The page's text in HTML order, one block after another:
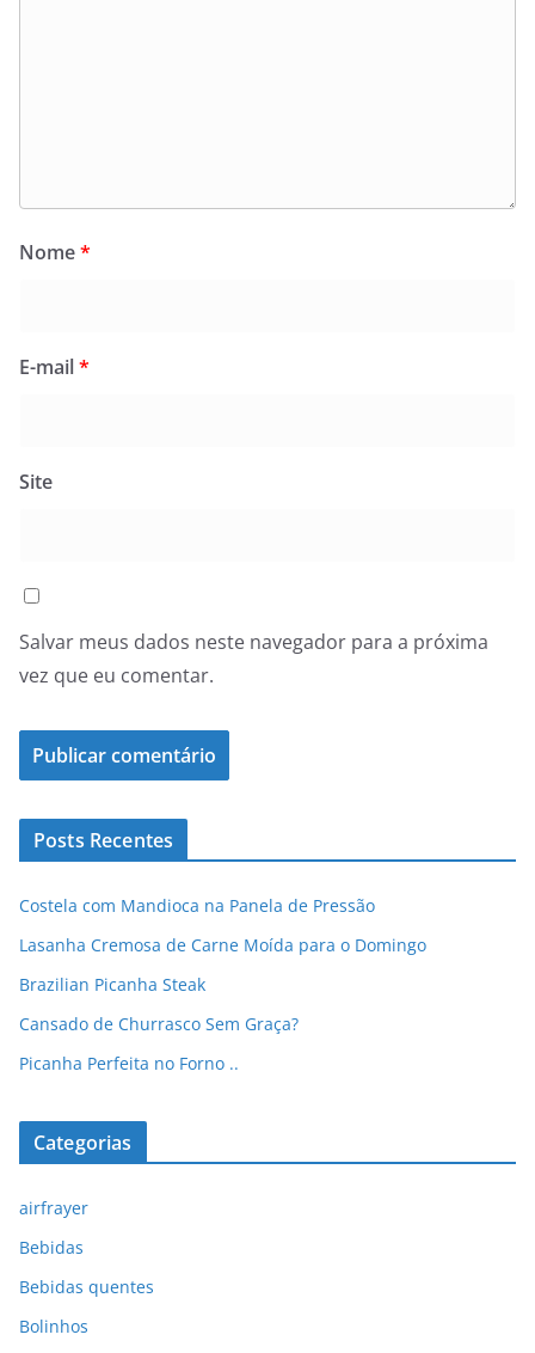
Nome*
E-mail*
Site
Salvar meus dados neste navegador para a próxima
vez que eu comentar.
Posts Recentes
Costela com Mandioca na Panela de Pressão
Lasanha Cremosa de Carne Moída para o Domingo
Brazilian Picanha Steak
Cansado de Churrasco Sem Graça?
Picanha Perfeita no Forno ..
Categorias
airfrayer
Bebidas
Bebidas quentes
Bolinhos